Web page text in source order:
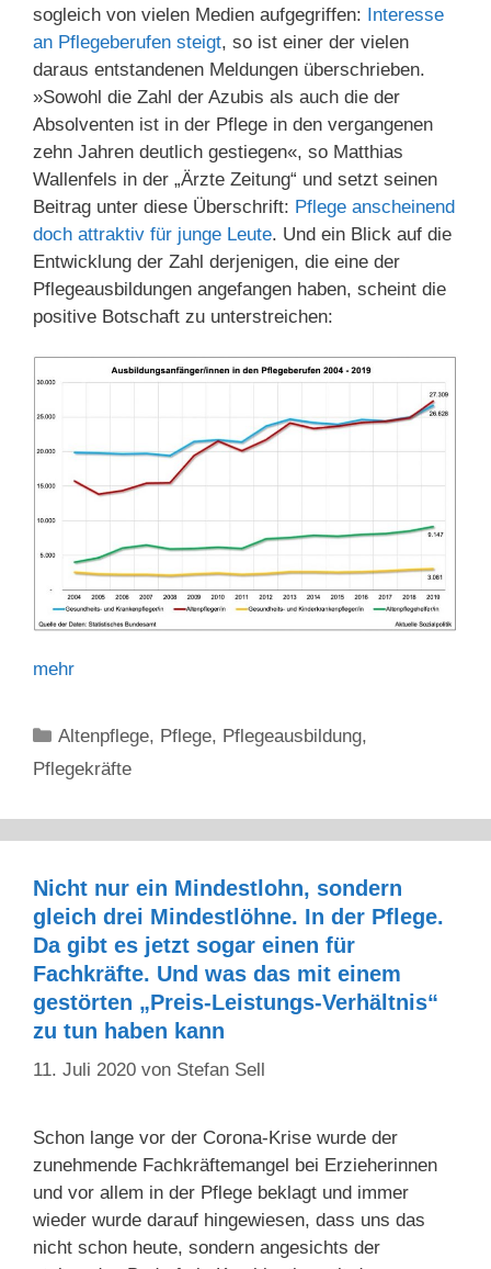
sogleich von vielen Medien aufgegriffen: Interesse
an Pflegeberufen steigt, so ist einer der vielen
daraus entstandenen Meldungen überschrieben.
»Sowohl die Zahl der Azubis als auch die der
Absolventen ist in der Pflege in den vergangenen
zehn Jahren deutlich gestiegen«, so Matthias
Wallenfels in der „Ärzte Zeitung“ und setzt seinen
Beitrag unter diese Überschrift: Pflege anscheinend
doch attraktiv für junge Leute. Und ein Blick auf die
Entwicklung der Zahl derjenigen, die eine der
Pflegeausbildungen angefangen haben, scheint die
positive Botschaft zu unterstreichen:
mehr
Kategorien
Altenpflege, Pflege, Pflegeausbildung,
Pflegekräfte
Nicht nur ein Mindestlohn, sondern
gleich drei Mindestlöhne. In der Pflege.
Da gibt es jetzt sogar einen für
Fachkräfte. Und was das mit einem
gestörten „Preis-Leistungs-Verhältnis“
zu tun haben kann
11. Juli 2020 von Stefan Sell
Schon lange vor der Corona-Krise wurde der
zunehmende Fachkräftemangel bei Erzieherinnen
und vor allem in der Pflege beklagt und immer
wieder wurde darauf hingewiesen, dass uns das
nicht schon heute, sondern angesichts der